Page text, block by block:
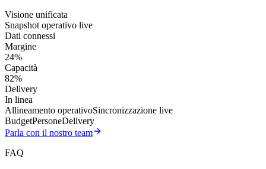
Visione unificata
Snapshot operativo live
Dati connessi
Margine
24%
Capacità
82%
Delivery
In linea
Allineamento operativoSincronizzazione live
BudgetPersoneDelivery
Parla con il nostro team
FAQ